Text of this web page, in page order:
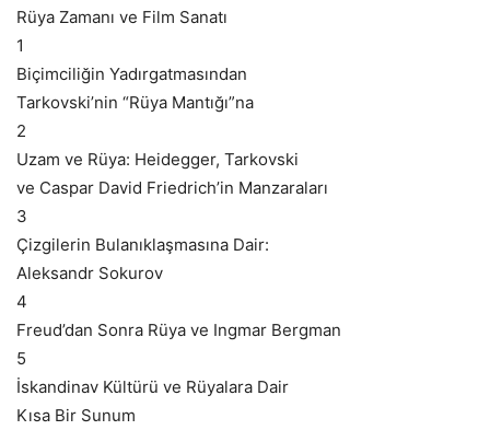
Rüya Zamanı ve Film Sanatı
1
Biçimciliğin Yadırgatmasından
Tarkovski’nin “Rüya Mantığı”na
2
Uzam ve Rüya: Heidegger, Tarkovski
ve Caspar David Friedrich’in Manzaraları
3
Çizgilerin Bulanıklaşmasına Dair:
Aleksandr Sokurov
4
Freud’dan Sonra Rüya ve Ingmar Bergman
5
İskandinav Kültürü ve Rüyalara Dair
Kısa Bir Sunum